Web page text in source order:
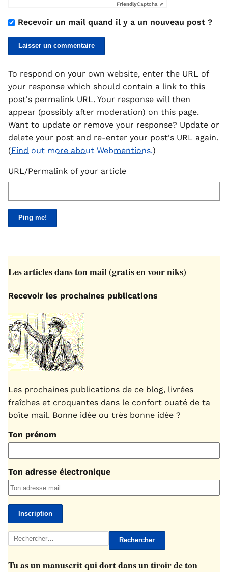
FriendlyCaptcha ⇗
Recevoir un mail quand il y a un nouveau post ?
To respond on your own website, enter the URL of
your response which should contain a link to this
post's permalink URL. Your response will then
appear (possibly after moderation) on this page.
Want to update or remove your response? Update or
delete your post and re-enter your post's URL again.
(Find out more about Webmentions.)
URL/Permalink of your article
Les articles dans ton mail (gratis en voor niks)
Recevoir les prochaines publications
Les prochaines publications de ce blog, livrées
fraîches et croquantes dans le confort ouaté de ta
boîte mail. Bonne idée ou très bonne idée ?
Ton prénom
Ton adresse électronique
Rechercher :
Tu as un manuscrit qui dort dans un tiroir de ton